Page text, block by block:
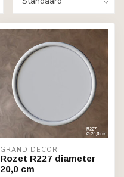
GRAND DECOR
Rozet R227 diameter
20,0 cm